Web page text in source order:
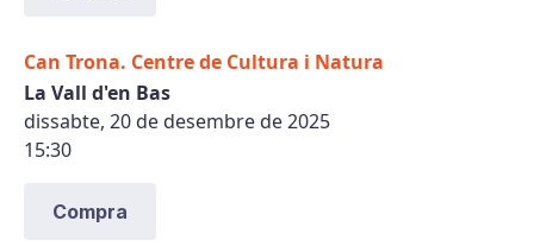
Can Trona. Centre de Cultura i Natura
La Vall d'en Bas
dissabte, 20 de desembre de 2025
15:30
Compra